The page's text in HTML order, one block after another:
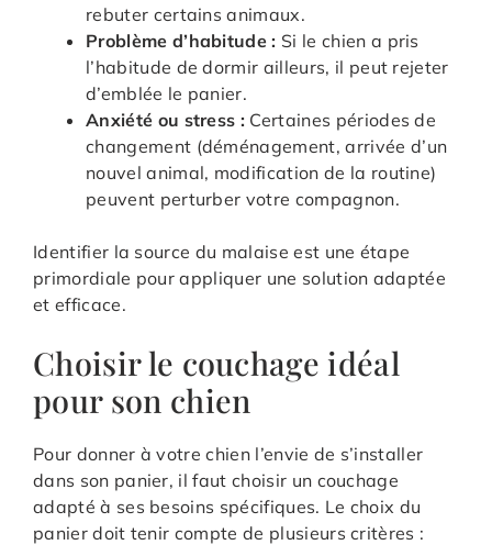
rebuter certains animaux.
Problème d’habitude : Si le chien a pris
l’habitude de dormir ailleurs, il peut rejeter
d’emblée le panier.
Anxiété ou stress : Certaines périodes de
changement (déménagement, arrivée d’un
nouvel animal, modification de la routine)
peuvent perturber votre compagnon.
Identifier la source du malaise est une étape
primordiale pour appliquer une solution adaptée
et efficace.
Choisir le couchage idéal
pour son chien
Pour donner à votre chien l’envie de s’installer
dans son panier, il faut choisir un couchage
adapté à ses besoins spécifiques. Le choix du
panier doit tenir compte de plusieurs critères :